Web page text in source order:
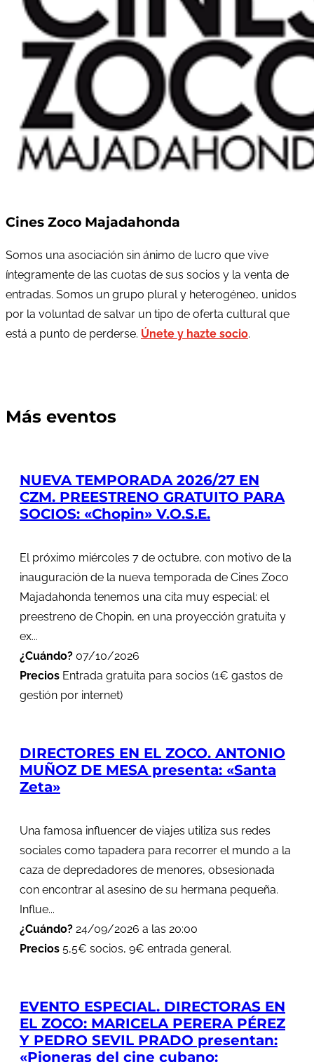
Cines Zoco Majadahonda
Somos una asociación sin ánimo de lucro que vive
íntegramente de las cuotas de sus socios y la venta de
entradas. Somos un grupo plural y heterogéneo, unidos
por la voluntad de salvar un tipo de oferta cultural que
está a punto de perderse. Únete y hazte socio.
Más eventos
NUEVA TEMPORADA 2026/27 EN
CZM. PREESTRENO GRATUITO PARA
SOCIOS: «Chopin» V.O.S.E.
El próximo miércoles 7 de octubre, con motivo de la
inauguración de la nueva temporada de Cines Zoco
Majadahonda tenemos una cita muy especial: el
preestreno de Chopin, en una proyección gratuita y
ex...
¿Cuándo? 07/10/2026
Precios Entrada gratuita para socios (1€ gastos de
gestión por internet)
DIRECTORES EN EL ZOCO. ANTONIO
MUÑOZ DE MESA presenta: «Santa
Zeta»
Una famosa influencer de viajes utiliza sus redes
sociales como tapadera para recorrer el mundo a la
caza de depredadores de menores, obsesionada
con encontrar al asesino de su hermana pequeña.
Influe...
¿Cuándo? 24/09/2026 a las 20:00
Precios 5,5€ socios, 9€ entrada general.
EVENTO ESPECIAL. DIRECTORAS EN
EL ZOCO: MARICELA PERERA PÉREZ
Y PEDRO SEVIL PRADO presentan:
«Pioneras del cine cubano: